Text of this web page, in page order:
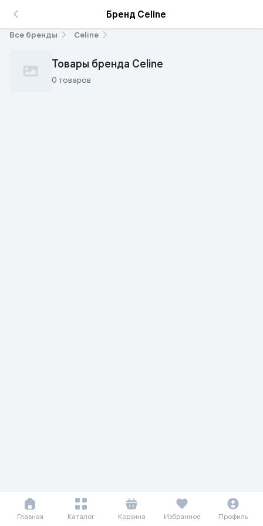
Бренд Celine
Все бренды Celine
Товары бренда Celine
0 товаров
Главная Каталог Корзина Избранное Профиль